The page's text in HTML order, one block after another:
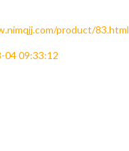
product/83.html
04 09:33:12